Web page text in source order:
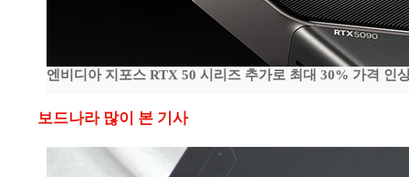
엔비디아 지포스 RTX 50 시리즈 추가로 최대 30% 가격 인
보드나라 많이 본 기사